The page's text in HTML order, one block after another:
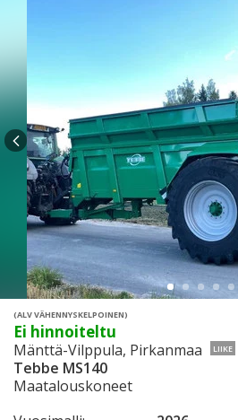
(ALV VÄHENNYSKELPOINEN)
Ei hinnoiteltu
Mänttä-Vilppula, Pirkanmaa LIIKE
Tebbe MS140
Maatalouskoneet